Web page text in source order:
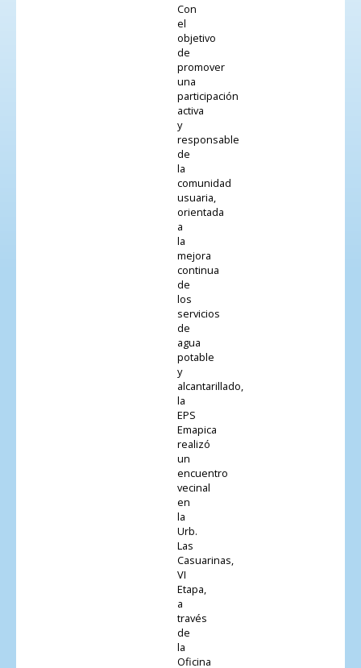
Con
el
objetivo
de
promover
una
participación
activa
y
responsable
de
la
comunidad
usuaria,
orientada
a
la
mejora
continua
de
los
servicios
de
agua
potable
y
alcantarillado,
la
EPS
Emapica
realizó
un
encuentro
vecinal
en
la
Urb.
Las
Casuarinas,
VI
Etapa,
a
través
de
la
Oficina